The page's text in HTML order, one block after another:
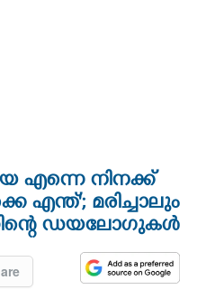
എന്നെ നിനക്ക്
എന്ത്'; മരിച്ചാലും
ഡയലോഗുകൾ